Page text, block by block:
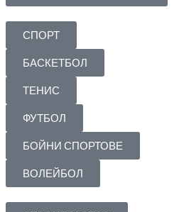
СПОРТ
БАСКЕТБОЛ
ТЕНИС
ФУТБОЛ
БОЙНИ СПОРТОВЕ
ВОЛЕЙБОЛ